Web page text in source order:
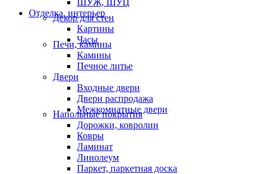
Отделка, интерьер
Декор для стен
Картины
Часы
Печи, камины
Камины
Печное литье
Двери
Входные двери
Двери распродажа
Межкомнатные двери
Напольные покрытия
Дорожки, ковролин
Ковры
Ламинат
Линолеум
Паркет, паркетная доска